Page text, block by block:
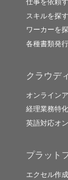
仕事を依頼
スキルを探す
ワーカーを
各種書類発
クラウデ
オンライン
経理業務特
英語対応オ
プラット
エクセル作成